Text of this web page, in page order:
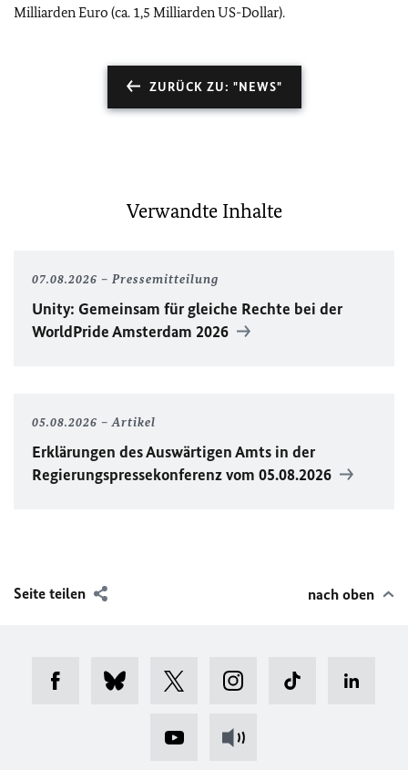
Milliarden Euro (ca. 1,5 Milliarden US-Dollar).
ZURÜCK ZU: "NEWS"
Verwandte Inhalte
07.08.2026 Pressemitteilung
Unity: Gemeinsam für gleiche Rechte bei der
WorldPrideAmsterdam 2026
05.08.2026 Artikel
Erklärungen des Auswärtigen Amts in der
Regierungspressekonferenz vom 05.08.2026
Seite teilen nach oben